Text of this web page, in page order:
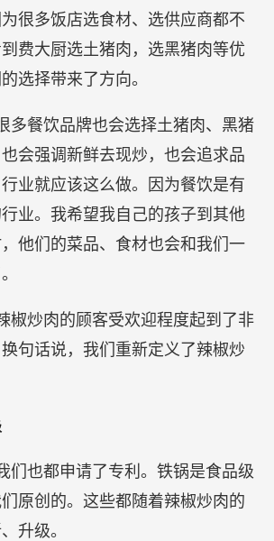
为很多饭店选食材、选供应商都不
费大厨选土猪肉，选黑猪肉等优
选择带来了方向。
多餐饮品牌也会选择土猪肉、黑猪
会强调新鲜去现炒，也会追求品
业就应该这么做。因为餐饮是有
业。我希望我自己的孩子到其他
他们的菜品、食材也会和我们一
椒炒肉的顾客受欢迎程度起到了非
句话说，我们重新定义了辣椒炒
们也都申请了专利。铁锅是食品级
原创的。这些都随着辣椒炒肉的
升级。